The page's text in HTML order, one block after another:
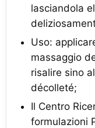
lasciandola
Uso:
massaggio
risalire sino
décolleté;
Il Centro
formulazioni